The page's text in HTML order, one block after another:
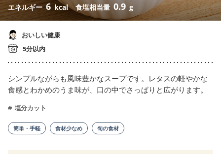
エネルギー 6 kcal 食塩相当量 0.9 g
おいしい健康
5分以内
シンプルながらも風味豊かなスープです。レタスの軽やかな
食感とわかめのうま味が、口の中でさっぱりと広がります。
塩分カット
簡単・手軽 食材少なめ 旬の食材